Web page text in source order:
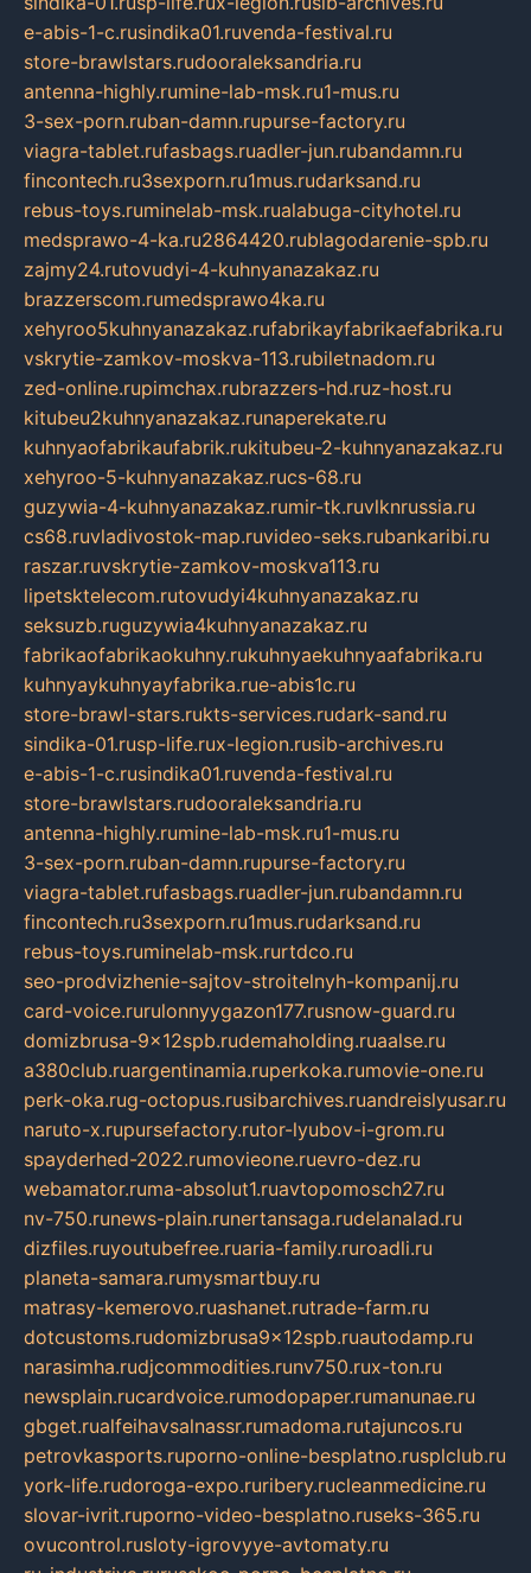
e-abis-1-c.rusindika01.ruvenda-festival.ru
store-brawlstars.rudooraleksandria.ru
antenna-highly.rumine-lab-msk.ru1-mus.ru
3-sex-porn.ruban-damn.rupurse-factory.ru
viagra-tablet.rufasbags.ruadler-jun.rubandamn.ru
fincontech.ru3sexporn.ru1mus.rudarksand.ru
rebus-toys.ruminelab-msk.rualabuga-cityhotel.ru
medsprawo-4-ka.ru2864420.rublagodarenie-spb.ru
zajmy24.rutovudyi-4-kuhnyanazakaz.ru
brazzerscom.rumedsprawo4ka.ru
xehyroo5kuhnyanazakaz.rufabrikayfabrikaefabrika.ru
vskrytie-zamkov-moskva-113.rubiletnadom.ru
zed-online.rupimchax.rubrazzers-hd.ruz-host.ru
kitubeu2kuhnyanazakaz.runaperekate.ru
kuhnyaofabrikaufabrik.rukitubeu-2-kuhnyanazakaz.ru
xehyroo-5-kuhnyanazakaz.rucs-68.ru
guzywia-4-kuhnyanazakaz.rumir-tk.ruvlknrussia.ru
cs68.ruvladivostok-map.ruvideo-seks.rubankaribi.ru
raszar.ruvskrytie-zamkov-moskva113.ru
lipetsktelecom.rutovudyi4kuhnyanazakaz.ru
seksuzb.ruguzywia4kuhnyanazakaz.ru
fabrikaofabrikaokuhny.rukuhnyaekuhnyaafabrika.ru
kuhnyaykuhnyayfabrika.rue-abis1c.ru
store-brawl-stars.rukts-services.rudark-sand.ru
sindika-01.rusp-life.rux-legion.rusib-archives.ru
e-abis-1-c.rusindika01.ruvenda-festival.ru
store-brawlstars.rudooraleksandria.ru
antenna-highly.rumine-lab-msk.ru1-mus.ru
3-sex-porn.ruban-damn.rupurse-factory.ru
viagra-tablet.rufasbags.ruadler-jun.rubandamn.ru
fincontech.ru3sexporn.ru1mus.rudarksand.ru
rebus-toys.ruminelab-msk.rurtdco.ru
seo-prodvizhenie-sajtov-stroitelnyh-kompanij.ru
card-voice.rurulonnyygazon177.rusnow-guard.ru
domizbrusa-9x12spb.rudemaholding.ruaalse.ru
a380club.ruargentinamia.ruperkoka.rumovie-one.ru
perk-oka.rug-octopus.rusibarchives.ruandreislyusar.ru
naruto-x.rupursefactory.rutor-lyubov-i-grom.ru
spayderhed-2022.rumovieone.ruevro-dez.ru
webamator.ruma-absolut1.ruavtopomosch27.ru
nv-750.runews-plain.runertansaga.rudelanalad.ru
dizfiles.ruyoutubefree.ruaria-family.ruroadli.ru
planeta-samara.rumysmartbuy.ru
matrasy-kemerovo.ruashanet.rutrade-farm.ru
dotcustoms.rudomizbrusa9x12spb.ruautodamp.ru
narasimha.rudjcommodities.runv750.rux-ton.ru
newsplain.rucardvoice.rumodopaper.rumanunae.ru
gbget.rualfeihavsalnassr.rumadoma.rutajuncos.ru
petrovkasports.ruporno-online-besplatno.rusplclub.ru
york-life.rudoroga-expo.ruribery.rucleanmedicine.ru
slovar-ivrit.ruporno-video-besplatno.ruseks-365.ru
ovucontrol.rusloty-igrovyye-avtomaty.ru